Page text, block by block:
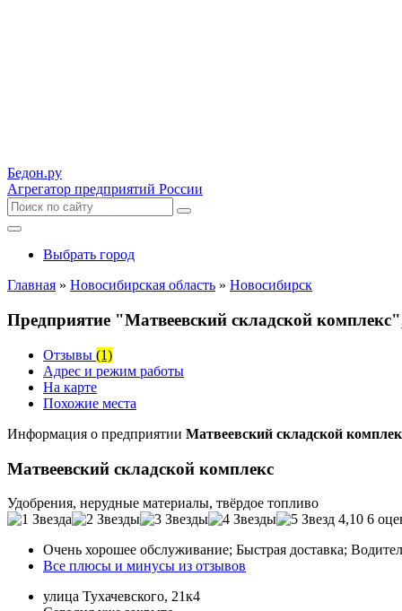
Бедон.ру
Агрегатор предприятий России
Выбрать город
Главная » Новосибирская область » Новосибирск
Предприятие "Матвеевский складской
Отзывы (1)
Адрес и режим работы
На карте
Похожие места
Информация о предприятии Матвеевский складской
Матвеевский складской комплекс
Удобрения, нерудные материалы, твёрдое топливо
4,10 6
Очень хорошее обслуживание; Быстрая доставка;
Все плюсы и минусы из отзывов
улица Тухачевского, 21к4